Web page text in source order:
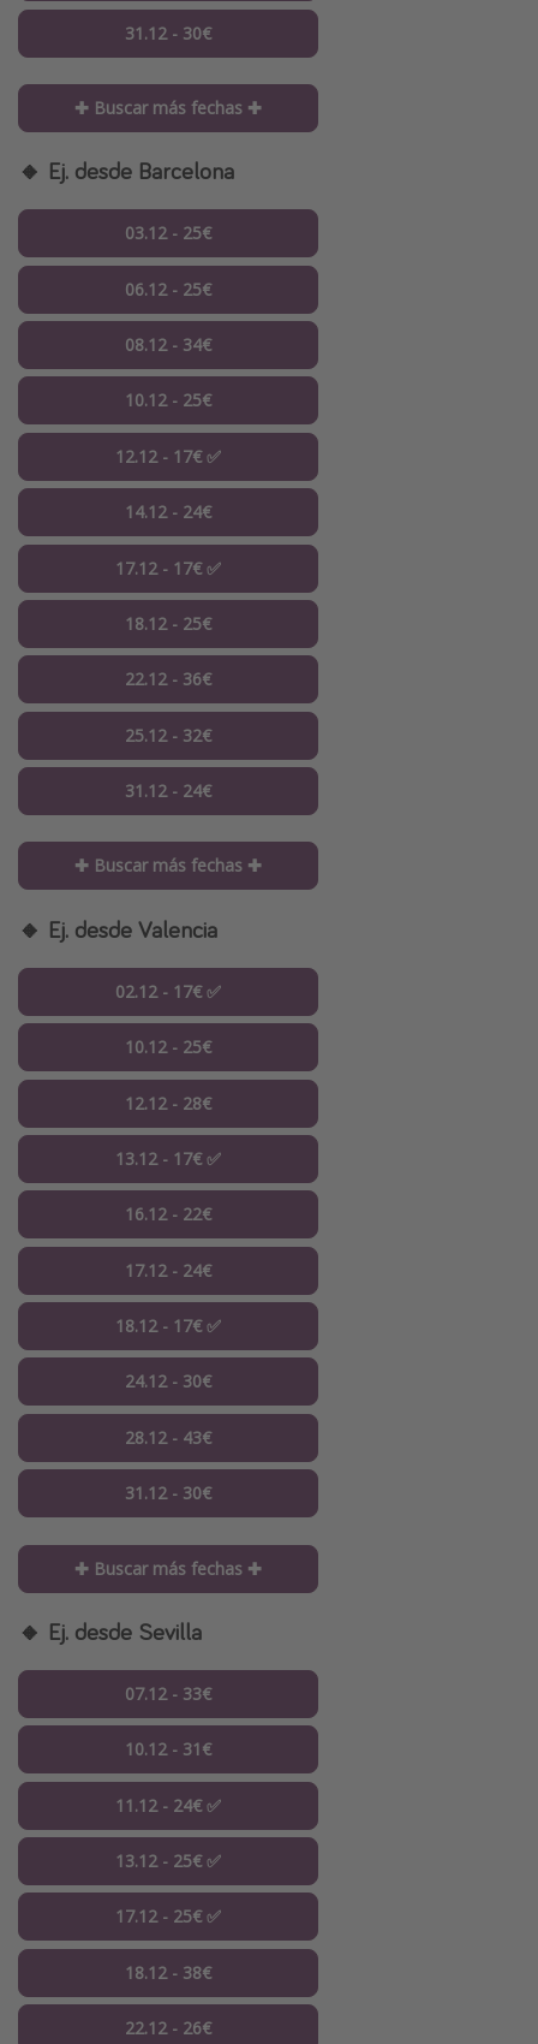
31.12 - 30€
✚ Buscar más fechas ✚
🔸 Ej. desde Barcelona
03.12 - 25€
06.12 - 25€
08.12 - 34€
10.12 - 25€
12.12 - 17€ ✅
14.12 - 24€
17.12 - 17€ ✅
18.12 - 25€
22.12 - 36€
25.12 - 32€
31.12 - 24€
✚ Buscar más fechas ✚
🔸 Ej. desde Valencia
02.12 - 17€ ✅
10.12 - 25€
12.12 - 28€
13.12 - 17€ ✅
16.12 - 22€
17.12 - 24€
18.12 - 17€ ✅
24.12 - 30€
28.12 - 43€
31.12 - 30€
✚ Buscar más fechas ✚
🔸 Ej. desde Sevilla
07.12 - 33€
10.12 - 31€
11.12 - 24€ ✅
13.12 - 25€ ✅
17.12 - 25€ ✅
18.12 - 38€
22.12 - 26€